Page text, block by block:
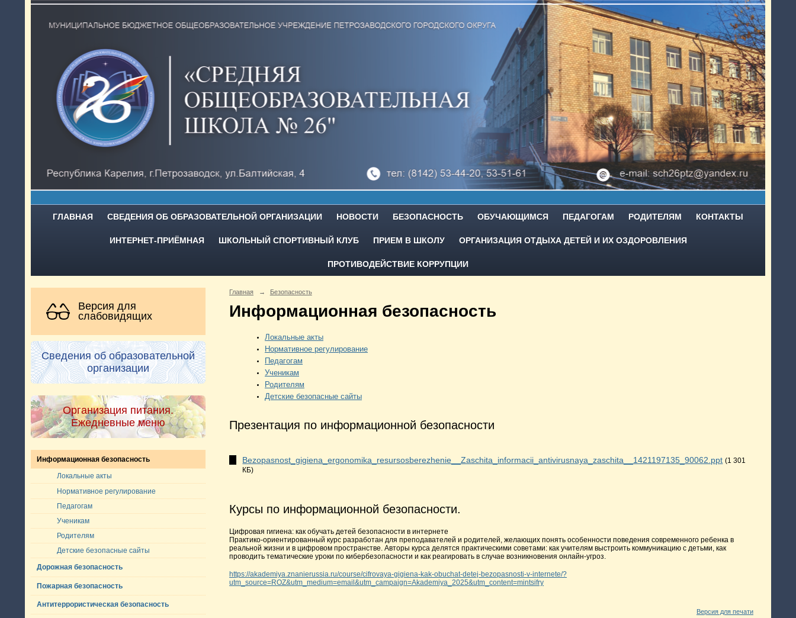
ГЛАВНАЯ СВЕДЕНИЯ ОБ ОБРАЗОВАТЕЛЬНОЙ ОРГАНИЗАЦИИ НОВОСТИ БЕЗОПАСНОСТЬ ОБУЧАЮЩИМСЯ ПЕДАГОГАМ РОДИТЕЛЯМ КОНТАКТЫ
ИНТЕРНЕТ-ПРИЁМНАЯ ШКОЛЬНЫЙ СПОРТИВНЫЙ КЛУБ ПРИЕМ В ШКОЛУ ОРГАНИЗАЦИЯ ОТДЫХА ДЕТЕЙ И ИХ ОЗДОРОВЛЕНИЯ
ПРОТИВОДЕЙСТВИЕ КОРРУПЦИИ
Версия для
слабовидящих
Сведения об образовательной
организации
Организация питания.
Ежедневные меню
Информационная безопасность
Локальные акты
Нормативное регулирование
Педагогам
Ученикам
Родителям
Детские безопасные сайты
Дорожная безопасность
Пожарная безопасность
Антитеррористическая безопасность
Главная → Безопасность
Информационная безопасность
Локальные акты
Нормативное регулирование
Педагогам
Ученикам
Родителям
Детские безопасные сайты
Презентация по информационной безопасности
Bezopasnost_gigiena_ergonomika_resursosberezhenie__Zaschita_informacii_antivirusnaya_zaschita__1421197135_90062.ppt (1 301
КБ)
Курсы по информационной безопасности.
Цифровая гигиена: как обучать детей безопасности в интернете
Практико-ориентированный курс разработан для преподавателей и родителей, желающих понять особенности поведения современного ребенка в
реальной жизни и в цифровом пространстве. Авторы курса делятся практическими советами: как учителям выстроить коммуникацию с детьми, как
проводить тематические уроки по кибербезопасности и как реагировать в случае возникновения онлайн-угроз.
https://akademiya.znanierussia.ru/course/cifrovaya-gigiena-kak-obuchat-detej-bezopasnosti-v-internete/?
utm_source=ROZ&utm_medium=email&utm_campaign=Akademiya_2025&utm_content=mintsifry
Версия для печати